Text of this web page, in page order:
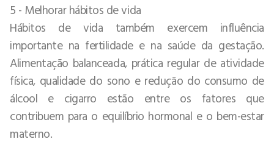
5 - Melhorar hábitos de vida
Hábitos de vida também exercem influência
importante na fertilidade e na saúde da gestação.
Alimentação balanceada, prática regular de atividade
física, qualidade do sono e redução do consumo de
álcool e cigarro estão entre os fatores que
contribuem para o equilíbrio hormonal e o bem-estar
materno.